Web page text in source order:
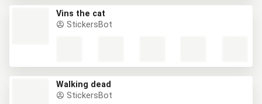
Vins the cat
StickersBot
Walking dead
StickersBot